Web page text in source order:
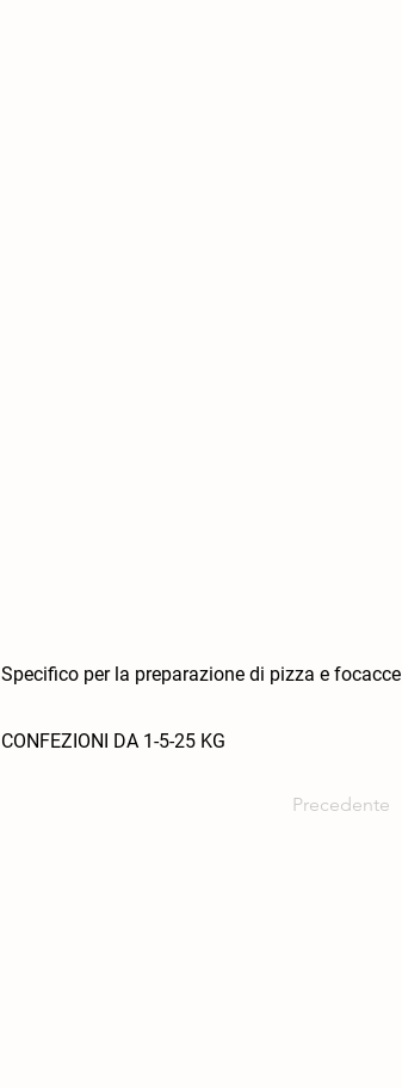
Specifico per la preparazione di pizza e focacce
CONFEZIONI DA 1-5-25 KG
Precedente